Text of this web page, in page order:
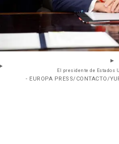
El presidente de Estados
- EUROPA PRESS/CONTACTO/